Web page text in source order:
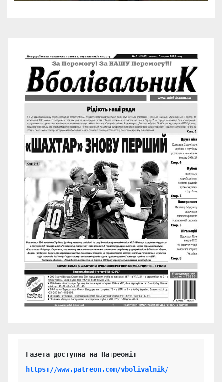
https://www.patreon.com/vbolivalnik/